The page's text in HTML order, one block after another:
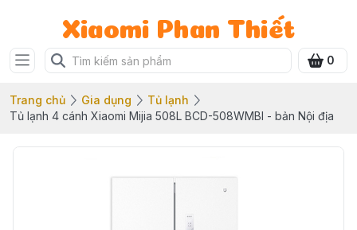
Xiaomi Phan Thiết
0
Trang chủ Gia dụng
Tủ lạnh
Tủ lạnh 4 cánh Xiaomi Mijia 508L BCD-508WMBI - bản Nội địa